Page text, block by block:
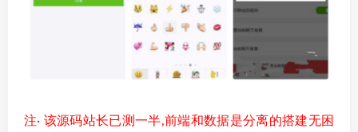
注· 该源码站长已测一半,前端和数据是分离的搭建无困